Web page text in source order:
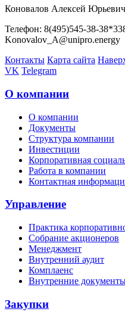
Коновалов Алексей Юрьевич
Телефон: 8(495)545-38-
Konovalov_A@unipro.energy
Контакты Карта сайта
VK Telegram
О компании
О компании
Документы
Структура компании
Инвестиции
Корпоративная
Работа в компании
Контактная
Управление
Практика
Собрание акционеров
Менеджмент
Внутренний аудит
Комплаенс
Внутренние
Закупки